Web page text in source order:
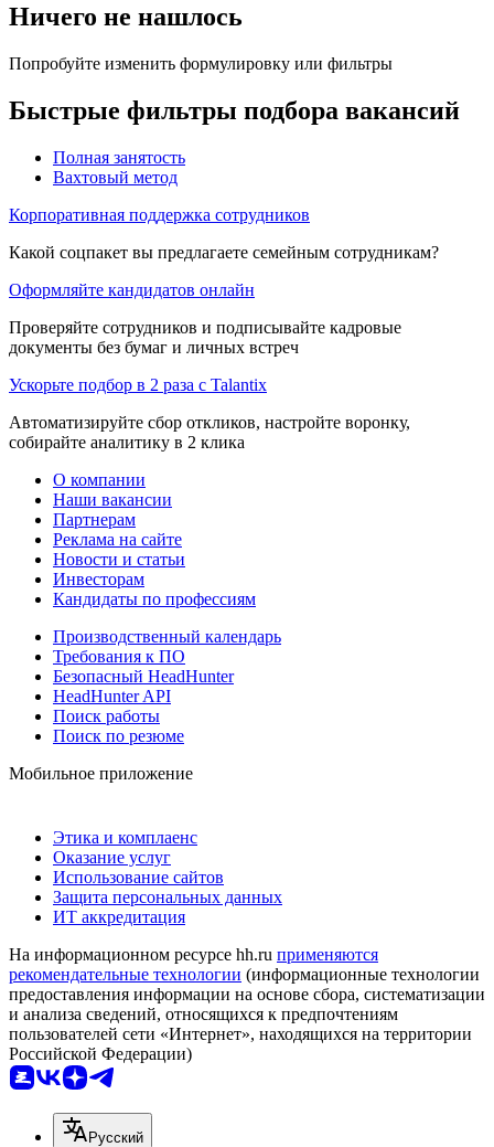
Ничего не нашлось
Попробуйте изменить формулировку или фильтры
Быстрые фильтры подбора вакансий
Полная занятость
Вахтовый метод
Корпоративная поддержка сотрудников
Какой соцпакет вы предлагаете семейным сотрудникам?
Оформляйте кандидатов онлайн
Проверяйте сотрудников и подписывайте кадровые
документы без бумаг и личных встреч
Ускорьте подбор в 2 раза с Talantix
Автоматизируйте сбор откликов, настройте воронку,
собирайте аналитику в 2 клика
О компании
Наши вакансии
Партнерам
Реклама на сайте
Новости и статьи
Инвесторам
Кандидаты по профессиям
Производственный календарь
Требования к ПО
Безопасный HeadHunter
HeadHunter API
Поиск работы
Поиск по резюме
Мобильное приложение
Этика и комплаенс
Оказание услуг
Использование сайтов
Защита персональных данных
ИТ аккредитация
На информационном ресурсе hh.ru применяются
рекомендательные технологии (информационные технологии
предоставления информации на основе сбора, систематизации
и анализа сведений, относящихся к предпочтениям
пользователей сети «Интернет», находящихся на территории
Российской Федерации)
Русский